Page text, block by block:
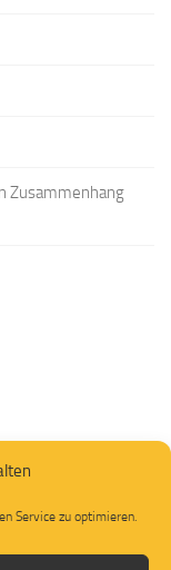
Service zu optimieren.
Zusammenhang